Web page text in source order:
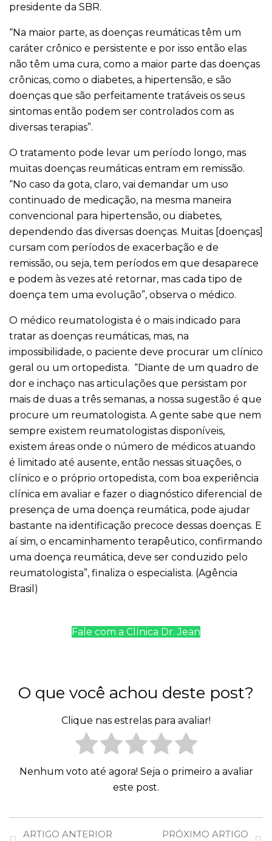
presidente da SBR.
“Na maior parte, as doenças reumáticas têm um
caráter crônico e persistente e por isso então elas
não têm uma cura, como a maior parte das doenças
crônicas, como o diabetes, a hipertensão, e são
doenças que são perfeitamente tratáveis os seus
sintomas então podem ser controlados com as
diversas terapias”.
O tratamento pode levar um período longo, mas
muitas doenças reumáticas entram em remissão.
“No caso da gota, claro, vai demandar um uso
continuado de medicação, na mesma maneira
convencional para hipertensão, ou diabetes,
dependendo das diversas doenças. Muitas [doenças]
cursam com períodos de exacerbação e de
remissão, ou seja, tem períodos em que desaparece
e podem às vezes até retornar, mas cada tipo de
doença tem uma evolução”, observa o médico.
O médico reumatologista é o mais indicado para
tratar as doenças reumáticas, mas, na
impossibilidade, o paciente deve procurar um clínico
geral ou um ortopedista. “Diante de um quadro de
dor e inchaço nas articulações que persistam por
mais de duas a três semanas, a nossa sugestão é que
procure um reumatologista. A gente sabe que nem
sempre existem reumatologistas disponíveis,
existem áreas onde o número de médicos atuando
é limitado até ausente, então nessas situações, o
clínico e o próprio ortopedista, com boa experiência
clínica em avaliar e fazer o diagnóstico diferencial de
presença de uma doença reumática, pode ajudar
bastante na identificação precoce dessas doenças. E
aí sim, o encaminhamento terapêutico, confirmando
uma doença reumática, deve ser conduzido pelo
reumatologista”, finaliza o especialista. (Agência
Brasil)
Fale com a Clínica Dr. Jean
O que você achou deste post?
Clique nas estrelas para avaliar!
Nenhum voto até agora! Seja o primeiro a avaliar
este post.
ARTIGO ANTERIOR
PRÓXIMO ARTIGO